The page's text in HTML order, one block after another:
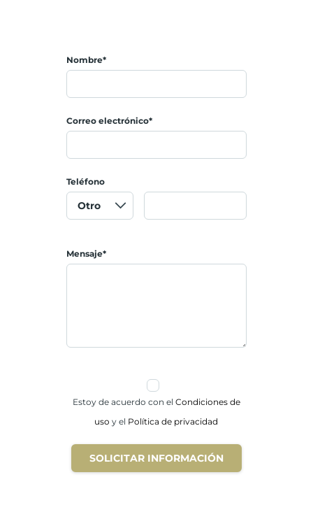
Nombre*
Correo electrónico*
Teléfono
Mensaje*
Estoy de acuerdo con el Condiciones de
usoy el Política de privacidad
SOLICITAR INFORMACIÓN